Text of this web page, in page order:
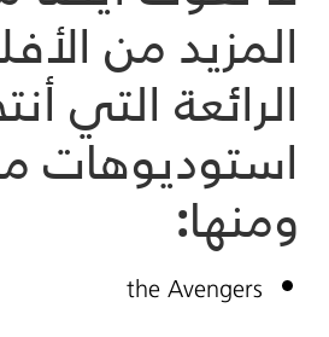
المزيد من
الرائعة التي
استوديوهات
ومنها:
the Avengers